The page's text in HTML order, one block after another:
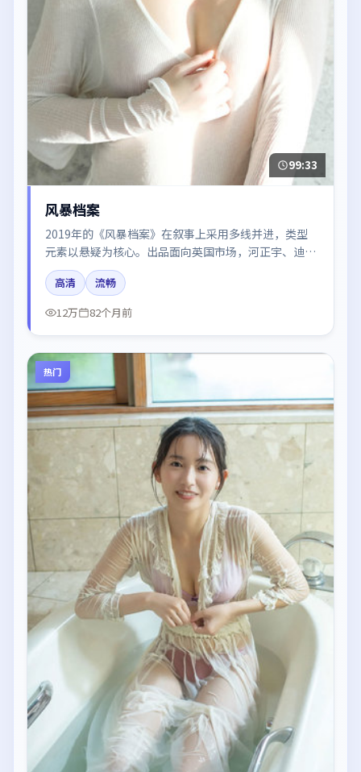
99:33
风暴档案
2019年的《风暴档案》在叙事上采用多线并进，类型
元素以悬疑为核心。出品面向英国市场，河正宇、迪丽
热巴、咏梅、刘亦菲、肖战所饰角色推动关键反转，结
尾留白引发讨论。
高清
流畅
12万
82个月前
热门